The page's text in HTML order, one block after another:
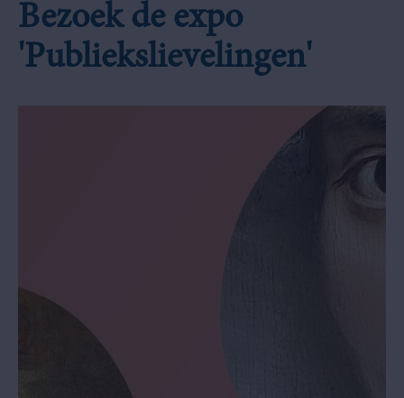
Bezoek de expo
'Publiekslievelingen'